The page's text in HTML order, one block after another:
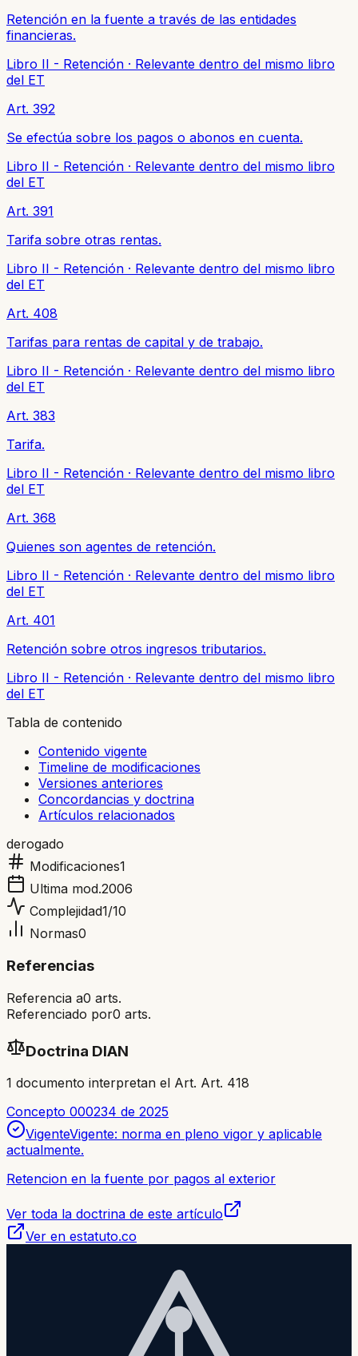
Retención en la fuente a través de las entidades
financieras.
Libro II - Retención · Relevante dentro del mismo libro
del ET
Art. 392
Se efectúa sobre los pagos o abonos en cuenta.
Libro II - Retención · Relevante dentro del mismo libro
del ET
Art. 391
Tarifa sobre otras rentas.
Libro II - Retención · Relevante dentro del mismo libro
del ET
Art. 408
Tarifas para rentas de capital y de trabajo.
Libro II - Retención · Relevante dentro del mismo libro
del ET
Art. 383
Tarifa.
Libro II - Retención · Relevante dentro del mismo libro
del ET
Art. 368
Quienes son agentes de retención.
Libro II - Retención · Relevante dentro del mismo libro
del ET
Art. 401
Retención sobre otros ingresos tributarios.
Libro II - Retención · Relevante dentro del mismo libro
del ET
Tabla de contenido
Contenido vigente
Timeline de modificaciones
Versiones anteriores
Concordancias y doctrina
Artículos relacionados
derogado
Modificaciones1
Ultima mod.2006
Complejidad1/10
Normas0
Referencias
Referencia a0 arts.
Referenciado por0 arts.
Doctrina DIAN
1 documento interpretan el Art. Art. 418
Concepto 000234 de 2025
VigenteVigente: norma en pleno vigor y aplicable
actualmente.
Retencion en la fuente por pagos al exterior
Ver toda la doctrina de este artículo
Ver en estatuto.co